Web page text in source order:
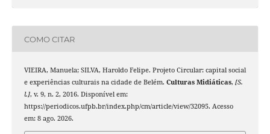
COMO CITAR
VIEIRA, Manuela; SILVA, Haroldo Felipe. Projeto Circular: capital social
e experiências culturais na cidade de Belém. Culturas Midiáticas, [S.
l.], v. 9, n. 2, 2016. Disponível em:
https://periodicos.ufpb.br/index.php/cm/article/view/32095. Acesso
em: 8 ago. 2026.